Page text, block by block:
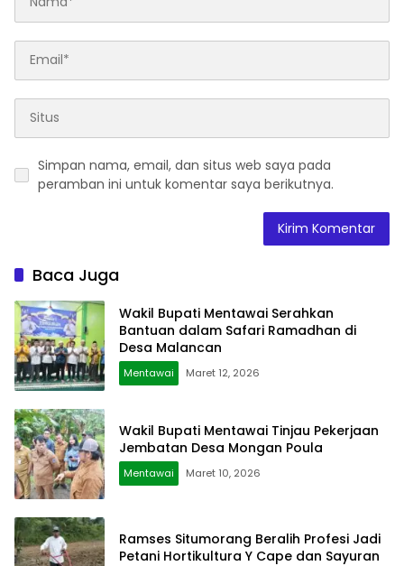
Simpan nama, email, dan situs web saya pada
peramban ini untuk komentar saya berikutnya.
Baca Juga
Wakil Bupati Mentawai Serahkan
Bantuan dalam Safari Ramadhan di
Desa Malancan
Mentawai Maret 12, 2026
Wakil Bupati Mentawai Tinjau Pekerjaan
Jembatan Desa Mongan Poula
Mentawai Maret 10, 2026
Ramses Situmorang Beralih Profesi Jadi
Petani Hortikultura Y Cape dan Sayuran